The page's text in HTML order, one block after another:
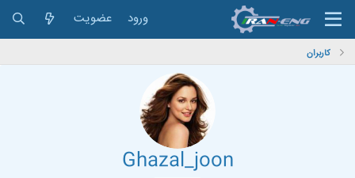
ورود عضویت
کاربران
Ghazal_joon